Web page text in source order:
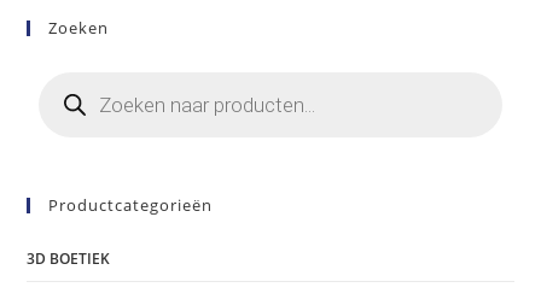
Zoeken
zoeken
Productcategorieën
3D BOETIEK